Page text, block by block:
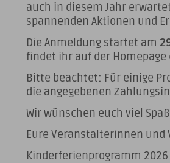
auch in diesem Jahr
spannenden Aktionen und
Die Anmeldung startet am
findet ihr auf der Homepage
Bitte beachtet: Für einige
die angegebenen
Wir wünschen euch viel
Eure Veranstalterinnen
Kinderferienprogramm 2026